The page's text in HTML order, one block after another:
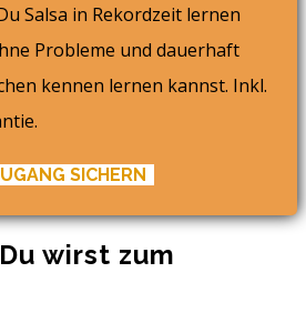
Salsa in Rekordzeit lernen
Probleme und dauerhaft
kennen lernen kannst. Inkl.
SICHERN
wirst zum